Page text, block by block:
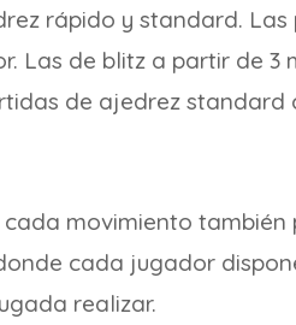
rápido y standard.
Las de blitz a partir de 3
de ajedrez standard
movimiento también
cada jugador
realizar.